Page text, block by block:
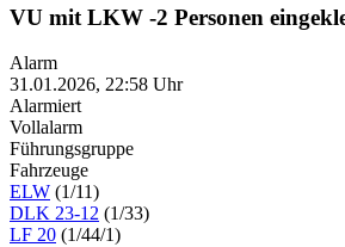
VU mit LKW -2 Personen
Alarm
31.01.2026, 22:58 Uhr
Alarmiert
Vollalarm
Führungsgruppe
Fahrzeuge
ELW (1/11)
DLK 23-12 (1/33)
LF 20 (1/44/1)